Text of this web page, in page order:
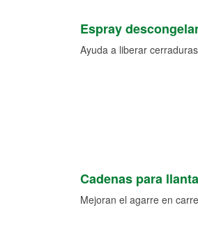
Espray
Ayuda a liberar
Cadenas para
Mejoran el agarre en